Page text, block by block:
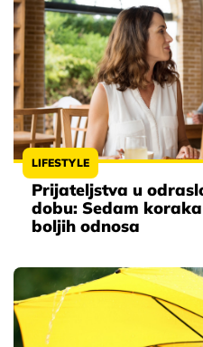
LIFESTYLE
Prijateljstva u
dobu: Sedam
boljih odnosa